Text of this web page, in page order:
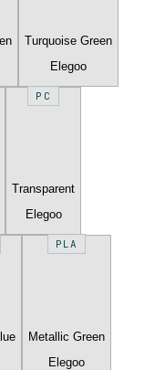
Turquoise Green
Elegoo
PC
Transparent
Elegoo
PLA
Metallic Green
Elegoo